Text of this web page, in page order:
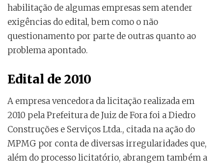
habilitação de algumas empresas sem atender
exigências do edital, bem como o não
questionamento por parte de outras quanto ao
problema apontado.
Edital de 2010
A empresa vencedora da licitação realizada em
2010 pela Prefeitura de Juiz de Fora foi a Diedro
Construções e Serviços Ltda., citada na ação do
MPMG por conta de diversas irregularidades que,
além do processo licitatório, abrangem também a